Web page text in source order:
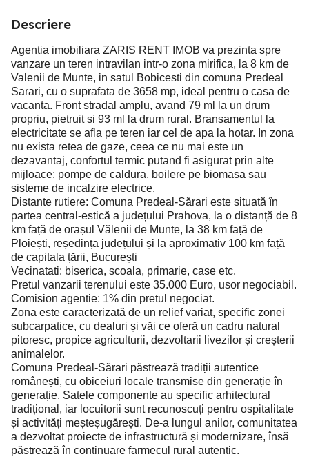
Descriere
Agentia imobiliara ZARIS RENT IMOB va prezinta spre
vanzare un teren intravilan intr-o zona mirifica, la 8 km de
Valenii de Munte, in satul Bobicesti din comuna Predeal
Sarari, cu o suprafata de 3658 mp, ideal pentru o casa de
vacanta. Front stradal amplu, avand 79 ml la un drum
propriu, pietruit si 93 ml la drum rural. Bransamentul la
electricitate se afla pe teren iar cel de apa la hotar. In zona
nu exista retea de gaze, ceea ce nu mai este un
dezavantaj, confortul termic putand fi asigurat prin alte
mijloace: pompe de caldura, boilere pe biomasa sau
sisteme de incalzire electrice.
Distante rutiere: Comuna Predeal-Sărari este situată în
partea central-estică a județului Prahova, la o distanță de 8
km față de orașul Vălenii de Munte, la 38 km față de
Ploiești, reședința județului și la aproximativ 100 km față
de capitala țării, București
Vecinatati: biserica, scoala, primarie, case etc.
Pretul vanzarii terenului este 35.000 Euro, usor negociabil.
Comision agentie: 1% din pretul negociat.
Zona este caracterizată de un relief variat, specific zonei
subcarpatice, cu dealuri și văi ce oferă un cadru natural
pitoresc, propice agriculturii, dezvoltarii livezilor și creșterii
animalelor.
Comuna Predeal-Sărari păstrează tradiții autentice
românești, cu obiceiuri locale transmise din generație în
generație. Satele componente au specific arhitectural
tradițional, iar locuitorii sunt recunoscuți pentru ospitalitate
și activități meșteșugărești. De-a lungul anilor, comunitatea
a dezvoltat proiecte de infrastructură și modernizare, însă
păstrează în continuare farmecul rural autentic.